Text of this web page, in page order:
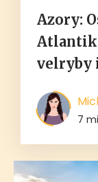
Azory:
velryby
7